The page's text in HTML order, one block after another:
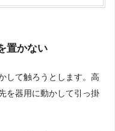
置かない
して触ろうとします。高
を器用に動かして引っ掛